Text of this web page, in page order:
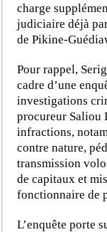
charge
judiciaire déjà
de Pikine-
Pour rappel,
cadre d’une
investigations
procureur Saliou
infractions,
contre nature,
transmission
de capitaux et
fonctionnaire de
L’enquête porte